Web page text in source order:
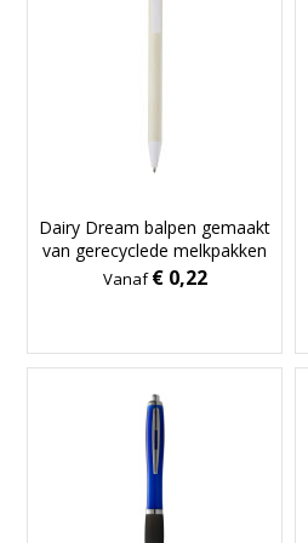
Dairy Dream balpen gemaakt
van gerecyclede melkpakken
(zwarte inkt)
Vanaf€ 0,22